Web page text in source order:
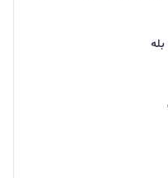
بله